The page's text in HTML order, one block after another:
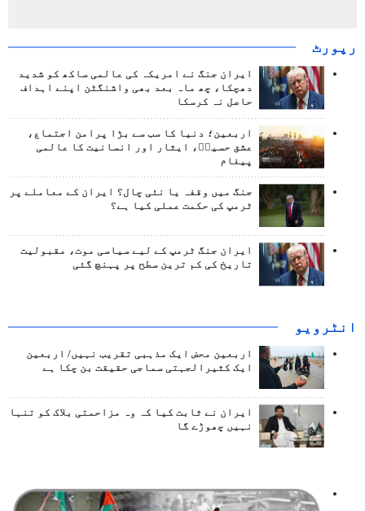
رپورٹ
ایران جنگ نے امریکہ کی عالمی ساکھ کو شدید
دھچکا، چھ ماہ بعد بھی واشنگٹن اپنے اہداف
حاصل نہ کرسکا
اربعین؛ دنیا کا سب سے بڑا پرامن اجتماع،
عشق حسینؑ، ایثار اور انسانیت کا عالمی
پیغام
جنگ میں وقفہ یا نئی چال؟ ایران کے معاملے پر
ٹرمپ کی حکمت عملی کیا ہے؟
ایران جنگ ٹرمپ کے لیے سیاسی موت، مقبولیت
تاریخ کی کم ترین سطح پر پہنچ گئی
انٹرويو
اربعین محض ایک مذہبی تقریب نہیں/ اربعین
ایک کثیرالجہتی سماجی حقیقت بن چکا ہے
ایران نے ثابت کیا کہ وہ مزاحمتی بلاک کو تنہا
نہیں چھوڑے گا